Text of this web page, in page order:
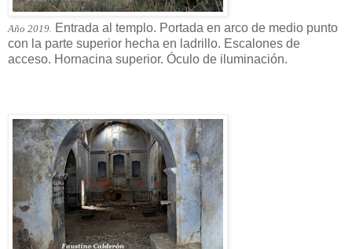
Año 2019.
Entrada al templo. Portada en arco de medio punto
con la parte superior hecha en ladrillo. Escalones de
acceso. Hornacina superior. Óculo de iluminación.